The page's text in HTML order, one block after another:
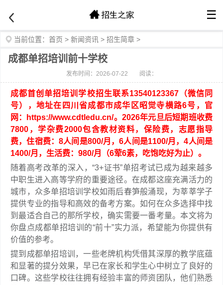
☰
当前位置： 首页 > 新闻资讯 > 招生简章 >
成都单招培训前十学校
发布时间：2026-07-22 阅读：
成都首创单招培训学校招生联系13540123367（微信同
号），地址在四川省成都市成华区昭觉寺横路6号，官
网：https://www.cdtledu.cn/。2026年元旦后短期班收费
7800，学杂费2000包含教材资料，保险费，志愿指导
费，住宿费：8人间是800/月，6人间是1100/月，4人间是
1400/月，生活费：980/月（6荤6素，吃饱吃好为止）。
随着高考改革的深入，“3+证书”单招考试已成为越来越多
中职生进入高等学府的重要途径。在成都这座充满活力的
城市，众多单招培训学校如雨后春笋般涌现，为莘莘学子
提供专业的指导和高效的备考方案。如何在众多选择中找
到最适合自己的那所学校，确实需要一番考量。本文将为
你盘点成都单招培训的“前十”实力派，希望能为你提供有
价值的参考。
提到成都单招培训，一些老牌机构凭借其深厚的教学底蕴
和显著的提分效果，早已在家长和学生心中树立了良好的
口碑。这些学校往往拥有经验丰富的师资团队，他们熟悉